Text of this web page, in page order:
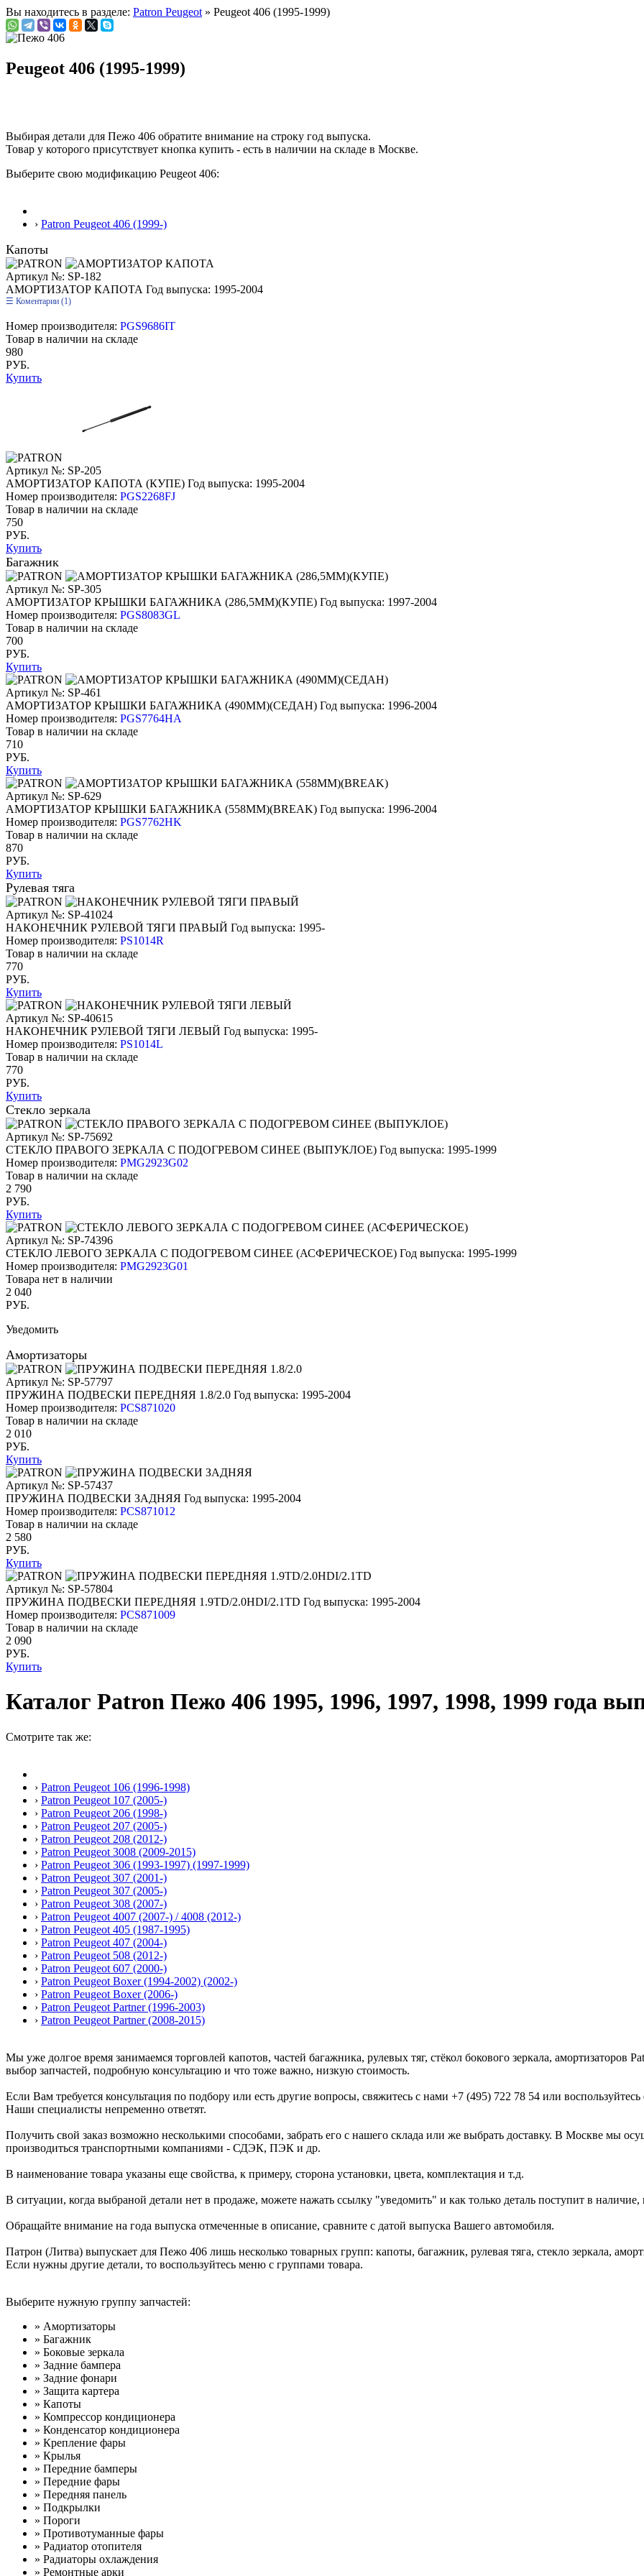
Вы находитесь в разделе: Patron Peugeot » Peugeot 406 (1995-1999)
Peugeot 406 (1995-1999)
Выбирая детали для Пежо 406 обратите внимание на строку год выпуска.
Товар у которого присутствует кнопка купить - есть в наличии на складе в Москве.
Выберите свою модификацию Peugeot 406:
› Patron Peugeot 406 (1999-)
Капоты
Артикул №: SP-182
АМОРТИЗАТОР КАПОТА Год выпуска: 1995-2004
Коментарии (1)
Номер производителя: PGS9686IT
Товар в наличии на складе
980
РУБ.
Купить
Артикул №: SP-205
АМОРТИЗАТОР КАПОТА (КУПЕ) Год выпуска: 1995-2004
Номер производителя: PGS2268FJ
Товар в наличии на складе
750
РУБ.
Купить
Багажник
Артикул №: SP-305
АМОРТИЗАТОР КРЫШКИ БАГАЖНИКА (286,5ММ)(КУПЕ) Год выпуска: 1997-2004
Номер производителя: PGS8083GL
Товар в наличии на складе
700
РУБ.
Купить
Артикул №: SP-461
АМОРТИЗАТОР КРЫШКИ БАГАЖНИКА (490ММ)(СЕДАН) Год выпуска: 1996-2004
Номер производителя: PGS7764HA
Товар в наличии на складе
710
РУБ.
Купить
Артикул №: SP-629
АМОРТИЗАТОР КРЫШКИ БАГАЖНИКА (558ММ)(BREAK) Год выпуска: 1996-2004
Номер производителя: PGS7762HK
Товар в наличии на складе
870
РУБ.
Купить
Рулевая тяга
Артикул №: SP-41024
НАКОНЕЧНИК РУЛЕВОЙ ТЯГИ ПРАВЫЙ Год выпуска: 1995-
Номер производителя: PS1014R
Товар в наличии на складе
770
РУБ.
Купить
Артикул №: SP-40615
НАКОНЕЧНИК РУЛЕВОЙ ТЯГИ ЛЕВЫЙ Год выпуска: 1995-
Номер производителя: PS1014L
Товар в наличии на складе
770
РУБ.
Купить
Стекло зеркала
Артикул №: SP-75692
СТЕКЛО ПРАВОГО ЗЕРКАЛА С ПОДОГРЕВОМ СИНЕЕ (ВЫПУКЛОЕ) Год выпуска: 1995-1999
Номер производителя: PMG2923G02
Товар в наличии на складе
2 790
РУБ.
Купить
Артикул №: SP-74396
СТЕКЛО ЛЕВОГО ЗЕРКАЛА С ПОДОГРЕВОМ СИНЕЕ (АСФЕРИЧЕСКОЕ) Год выпуска: 1995-1999
Номер производителя: PMG2923G01
Товара нет в наличии
2 040
РУБ.
Уведомить
Амортизаторы
Артикул №: SP-57797
ПРУЖИНА ПОДВЕСКИ ПЕРЕДНЯЯ 1.8/2.0 Год выпуска: 1995-2004
Номер производителя: PCS871020
Товар в наличии на складе
2 010
РУБ.
Купить
Артикул №: SP-57437
ПРУЖИНА ПОДВЕСКИ ЗАДНЯЯ Год выпуска: 1995-2004
Номер производителя: PCS871012
Товар в наличии на складе
2 580
РУБ.
Купить
Артикул №: SP-57804
ПРУЖИНА ПОДВЕСКИ ПЕРЕДНЯЯ 1.9TD/2.0HDI/2.1TD Год выпуска: 1995-2004
Номер производителя: PCS871009
Товар в наличии на складе
2 090
РУБ.
Купить
Каталог Patron Пежо 406 1995, 1996, 1997, 1998, 1999 года
Смотрите так же:
› Patron Peugeot 106 (1996-1998)
› Patron Peugeot 107 (2005-)
› Patron Peugeot 206 (1998-)
› Patron Peugeot 207 (2005-)
› Patron Peugeot 208 (2012-)
› Patron Peugeot 3008 (2009-2015)
› Patron Peugeot 306 (1993-1997) (1997-1999)
› Patron Peugeot 307 (2001-)
› Patron Peugeot 307 (2005-)
› Patron Peugeot 308 (2007-)
› Patron Peugeot 4007 (2007-) / 4008 (2012-)
› Patron Peugeot 405 (1987-1995)
› Patron Peugeot 407 (2004-)
› Patron Peugeot 508 (2012-)
› Patron Peugeot 607 (2000-)
› Patron Peugeot Boxer (1994-2002) (2002-)
› Patron Peugeot Boxer (2006-)
› Patron Peugeot Partner (1996-2003)
› Patron Peugeot Partner (2008-2015)
Мы уже долгое время занимаемся торговлей капотов, частей багажника, рулевых тяг, стёкол бокового зеркала, амортизаторов
выбор запчастей, подробную консультацию и что тоже важно, низкую стоимость.
Если Вам требуется консультация по подбору или есть другие вопросы, свяжитесь с нами +7 (495) 722 78 54 или
Наши специалисты непременно ответят.
Получить свой заказ возможно несколькими способами, забрать его с нашего склада или же выбрать доставку. В Москве мы
производиться транспортными компаниями - СДЭК, ПЭК и др.
В наименование товара указаны еще свойства, к примеру, сторона установки, цвета, комплектация и т.д.
В ситуации, когда выбраной детали нет в продаже, можете нажать ссылку "уведомить" и как только деталь поступит в
Обращайте внимание на года выпуска отмеченные в описание, сравните с датой выпуска Вашего автомобиля.
Патрон (Литва) выпускает для Пежо 406 лишь несколько товарных групп: капоты, багажник, рулевая тяга, стекло зеркала,
Если нужны другие детали, то воспользуйтесь меню с группами товара.
Выберите нужную группу запчастей:
» Амортизаторы
» Багажник
» Боковые зеркала
» Задние бампера
» Задние фонари
» Защита картера
» Капоты
» Компрессор кондиционера
» Конденсатор кондиционера
» Крепление фары
» Крылья
» Передние бамперы
» Передние фары
» Передняя панель
» Подкрылки
» Пороги
» Противотуманные фары
» Радиатор отопителя
» Радиаторы охлаждения
» Ремонтные арки